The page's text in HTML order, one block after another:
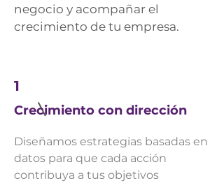
negocio y acompañar el
crecimiento de tu empresa.
1
Crecimiento con dirección
Diseñamos estrategias basadas en
datos para que cada acción
contribuya a tus objetivos